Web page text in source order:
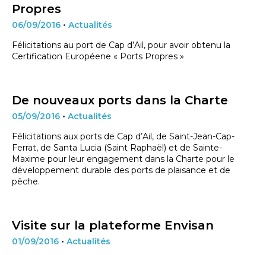
Propres
06/09/2016 • Actualités
Félicitations au port de Cap d’Ail, pour avoir obtenu la
Certification Européene « Ports Propres »
De nouveaux ports dans la Charte
05/09/2016 • Actualités
Félicitations aux ports de Cap d’Ail, de Saint-Jean-Cap-
Ferrat, de Santa Lucia (Saint Raphaël) et de Sainte-
Maxime pour leur engagement dans la Charte pour le
développement durable des ports de plaisance et de
pêche.
Visite sur la plateforme Envisan
01/09/2016 • Actualités